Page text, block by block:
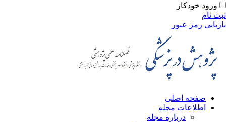
ورود خودکار
نام
رمز عبور
صفحه اصلی
اطلاعات مجله
درباره مجله